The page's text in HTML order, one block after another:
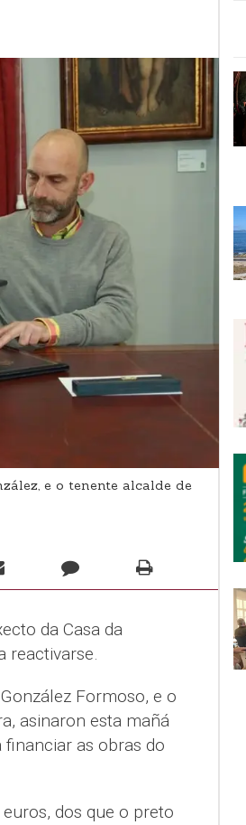
e o tenente alcalde de
da Casa da
reactivarse.
Formoso, e o
asinaron esta mañá
as obras do
dos que o preto